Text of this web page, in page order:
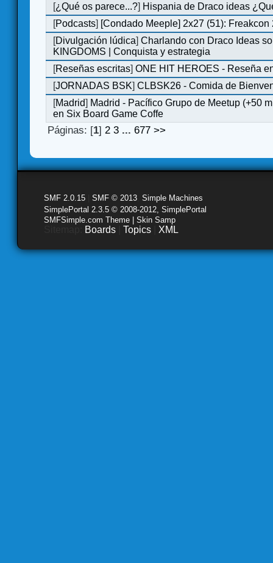
[¿Qué os parece...?] Hispania de Draco ideas
[Podcasts] [Condado Meeple] 2x27 (51): Freakcon
[Divulgación lúdica]Charlando con Draco Ideas
KINGDOMS | Conquista y estrategia
[Reseñas escritas]ONE HIT HEROES - Reseña
[JORNADAS BSK]CLBSK26 - Comida de
[Madrid] Madrid - Pacífico Grupo de Meetup (+50
en Six Board Game Coffe
Páginas: [1]2 3 ...677 >>
SMF 2.0.15 SMF © 2013 Simple Machines
SimplePortal 2.3.5 © 2008-2012, SimplePortal
SMFSimple.com Theme | Skin Samp
Boards Topics XML